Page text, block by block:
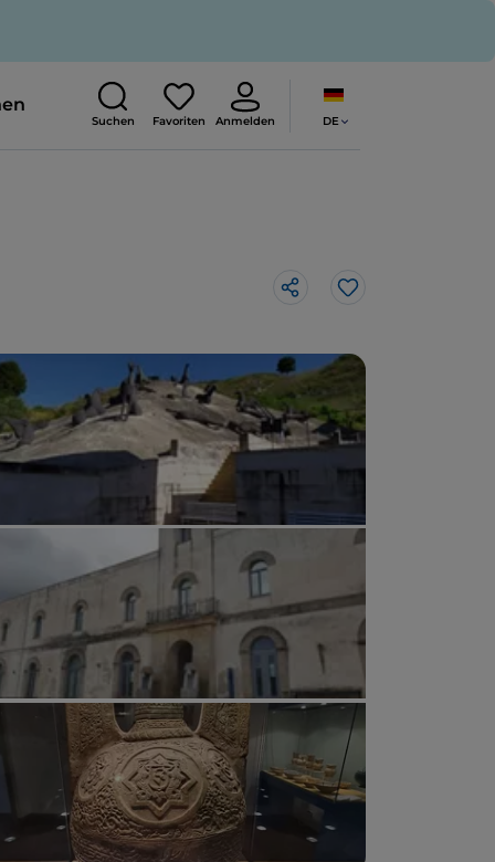
Suchen Favoriten Anmelden DE
Like